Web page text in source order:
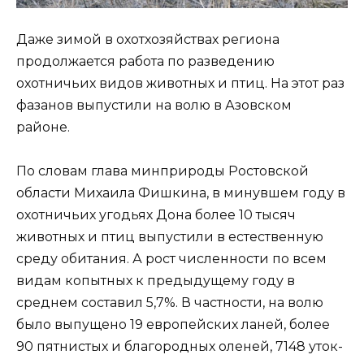
Даже зимой в охотхозяйствах региона
продолжается работа по разведению
охотничьих видов животных и птиц. На этот раз
фазанов выпустили на волю в Азовском
районе.
По словам глава минприроды Ростовской
области Михаила Фишкина, в минувшем году в
охотничьих угодьях Дона более 10 тысяч
животных и птиц выпустили в естественную
среду обитания. А рост численности по всем
видам копытных к предыдущему году в
среднем составил 5,7%. В частности, на волю
было выпущено 19 европейских ланей, более
90 пятнистых и благородных оленей, 7148 уток-